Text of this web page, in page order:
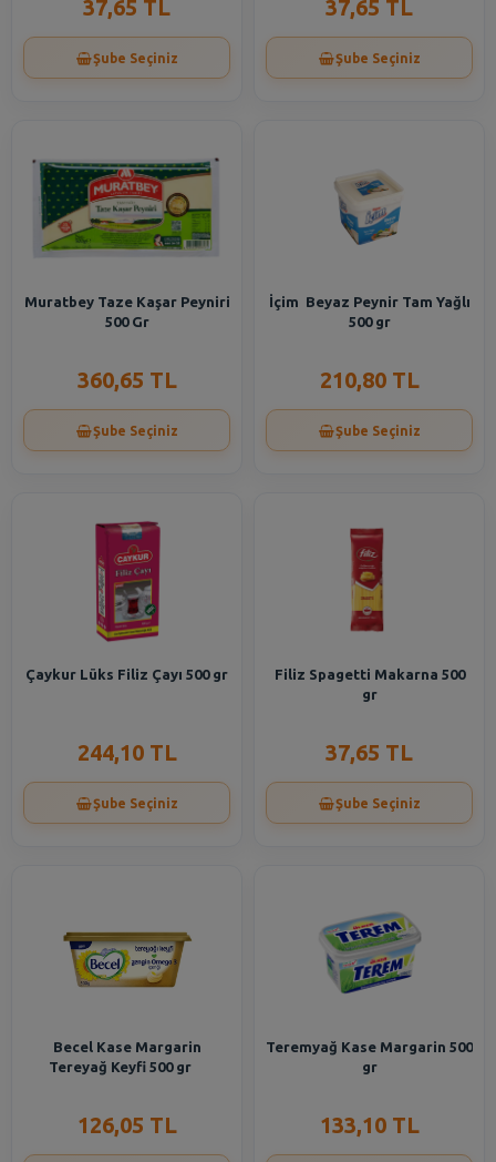
37,65 TL
Şube Seçiniz
37,65 TL
Şube Seçiniz
Muratbey Taze Kaşar Peyniri
500 Gr
360,65 TL
Şube Seçiniz
İçim Beyaz Peynir Tam Yağlı
500 gr
210,80 TL
Şube Seçiniz
Çaykur Lüks Filiz Çayı 500 gr
244,10 TL
Şube Seçiniz
Filiz Spagetti Makarna 500
gr
37,65 TL
Şube Seçiniz
Becel Kase Margarin
Tereyağ Keyfi 500 gr
126,05 TL
Teremyağ Kase Margarin 500
gr
133,10 TL